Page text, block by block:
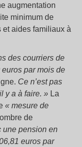
augmentation
minimum de
et aides familiaux à
des courriers de
par mois de
Ce n’est pas
y a à faire. » La
« mesure de
de
une pension en
euros par